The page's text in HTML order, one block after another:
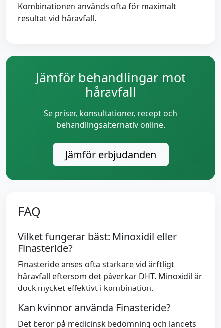
Kombinationen används ofta för maximalt
resultat vid håravfall.
Jämför behandlingar mot
håravfall
Se priser, konsultationer, recept och
behandlingsalternativ online.
Jämför erbjudanden
FAQ
Vilket fungerar bäst: Minoxidil eller
Finasteride?
Finasteride anses ofta starkare vid ärftligt
håravfall eftersom det påverkar DHT. Minoxidil är
dock mycket effektivt i kombination.
Kan kvinnor använda Finasteride?
Det beror på medicinsk bedömning och landets